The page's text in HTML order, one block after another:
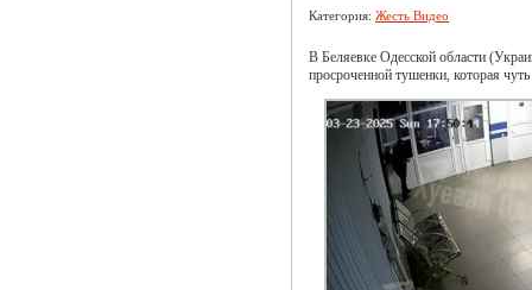
Категория: Жесть Видео
В Беляевке Одесской области
просроченной тушенки, которая